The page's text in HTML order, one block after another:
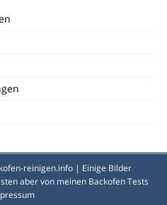
reinigen.info | Einige Bilder
aber von meinen Backofen Tests